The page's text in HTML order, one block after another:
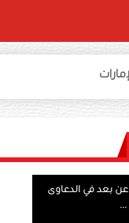
بعد في الدعاوى
...